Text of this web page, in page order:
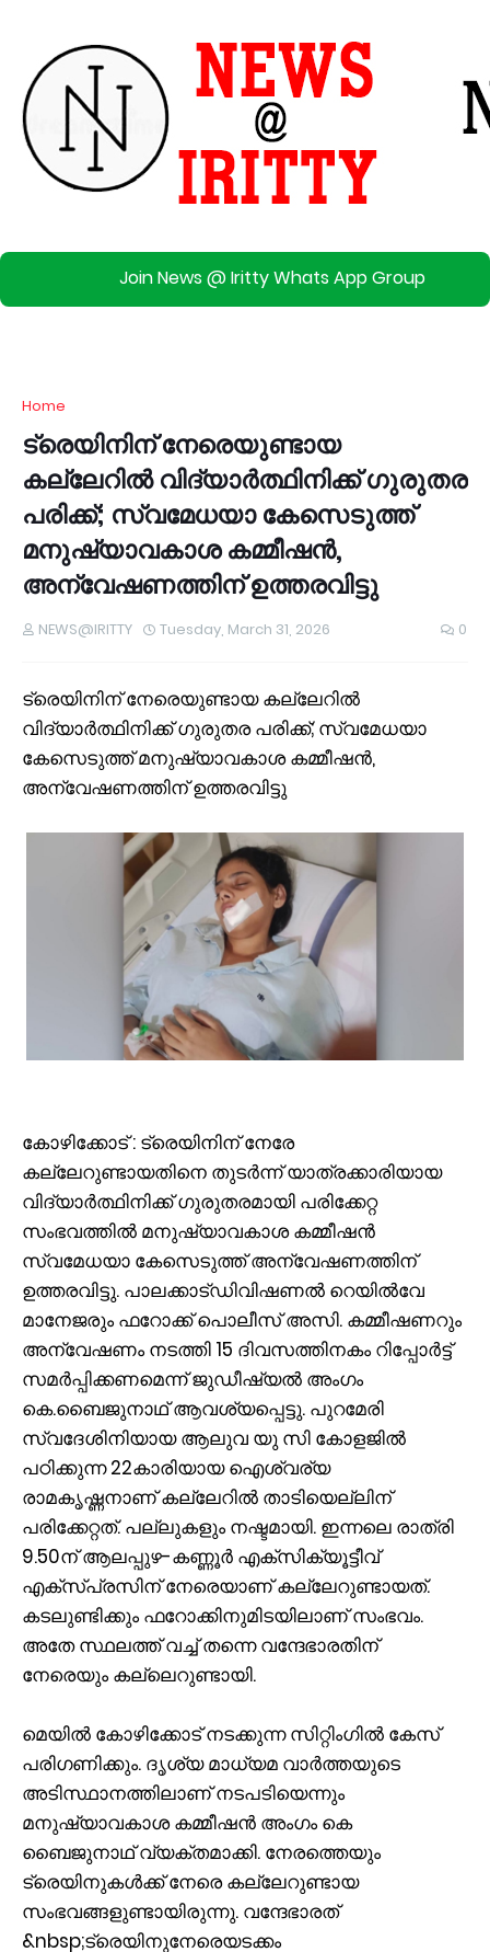
Join News @ Iritty Whats App Group
Home
ട്രെയിനിന് നേരെയുണ്ടായ
കല്ലേറിൽ വിദ്യാര്‍ത്ഥിനിക്ക് ഗുരുതര
പരിക്ക്; സ്വമേധയാ കേസെടുത്ത്
മനുഷ്യാവകാശ കമ്മീഷൻ,
അന്വേഷണത്തിന് ഉത്തരവിട്ടു
NEWS@IRITTY Tuesday, March 31, 2026 0
ട്രെയിനിന് നേരെയുണ്ടായ കല്ലേറിൽ
വിദ്യാര്‍ത്ഥിനിക്ക് ഗുരുതര പരിക്ക്; സ്വമേധയാ
കേസെടുത്ത് മനുഷ്യാവകാശ കമ്മീഷൻ,
അന്വേഷണത്തിന് ഉത്തരവിട്ടു
കോഴിക്കോട് : ട്രെയിനിന് നേരേ
കല്ലേറുണ്ടായതിനെ തുടർന്ന് യാത്രക്കാരിയായ
വിദ്യാർത്ഥിനിക്ക് ഗുരുതരമായി പരിക്കേറ്റ
സംഭവത്തിൽ മനുഷ്യാവകാശ കമ്മീഷൻ
സ്വമേധയാ കേസെടുത്ത് അന്വേഷണത്തിന്
ഉത്തരവിട്ടു. പാലക്കാട്ഡിവിഷണൽ റെയിൽവേ
മാനേജരും ഫറോക്ക് പൊലീസ് അസി. കമ്മീഷണറും
അന്വേഷണം നടത്തി 15 ദിവസത്തിനകം റിപ്പോർട്ട്
സമർപ്പിക്കണമെന്ന് ജുഡീഷ്യൽ അംഗം
കെ.ബൈജുനാഥ് ആവശ്യപ്പെട്ടു. പുറമേരി
സ്വദേശിനിയായ ആലുവ യു സി കോളജിൽ
പഠിക്കുന്ന 22കാരിയായ ഐശ്വര്യ
രാമകൃഷ്ണനാണ് കല്ലേറിൽ താടിയെല്ലിന്
പരിക്കേറ്റത്. പല്ലുകളും നഷ്ടമായി. ഇന്നലെ രാത്രി
9.50ന് ആലപ്പുഴ-കണ്ണൂര്‍ എക്സിക്യൂട്ടീവ്
എക്സ്പ്രസിന് നേരെയാണ് കല്ലേറുണ്ടായത്.
കടലുണ്ടിക്കും ഫറോക്കിനുമിടയിലാണ് സംഭവം.
അതേ സ്ഥലത്ത് വച്ച് തന്നെ വന്ദേഭാരതിന്
നേരെയും കല്ലെറുണ്ടായി.
മെയിൽ കോഴിക്കോട് നടക്കുന്ന സിറ്റിംഗിൽ കേസ്
പരിഗണിക്കും. ദൃശ്യ മാധ്യമ വാർത്തയുടെ
അടിസ്ഥാനത്തിലാണ് നടപടിയെന്നും
മനുഷ്യാവകാശ കമ്മീഷൻ അംഗം കെ
ബൈജുനാഥ് വ്യക്തമാക്കി. നേരത്തെയും
ട്രെയിനുകള്‍ക്ക് നേരെ കല്ലേറുണ്ടായ
സംഭവങ്ങളുണ്ടായിരുന്നു. വന്ദേഭാരത്
&nbsp;ട്രെയിനുനേരെയടക്കം